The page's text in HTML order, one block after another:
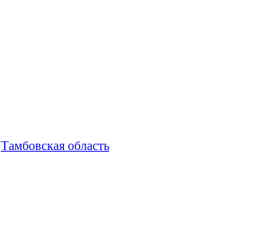
Тамбовская область